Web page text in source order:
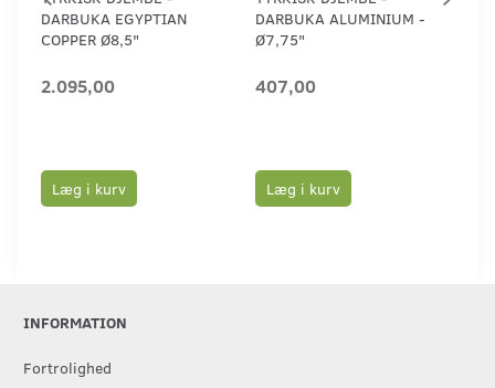
DARBUKA EGYPTIAN
COPPER Ø8,5"
2.095,00
Læg i kurv
DARBUKA ALUMINIUM -
Ø7,75"
407,00
Læg i kurv
INFORMATION
Fortrolighed